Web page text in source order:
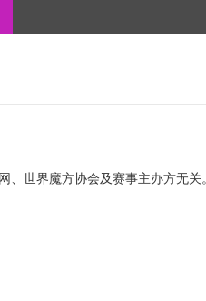
世界魔方协会及赛事主办方无关。